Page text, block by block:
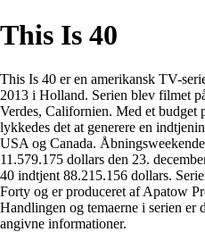
This Is 40
This Is 40 er en amerikansk TV-
2013 i Holland. Serien blev filmet
Verdes, Californien. Med et
lykkedes det at generere en
USA og Canada.
11.579.175 dollars den 23.
40 indtjent 88.215.156 dollars.
Forty og er produceret af Apatow
Handlingen og temaerne i serien er
angivne informationer.